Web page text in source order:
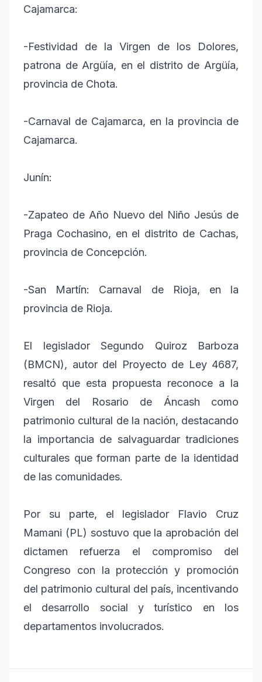
Cajamarca:
-Festividad de la Virgen de los Dolores,
patrona de Argüía, en el distrito de Argüía,
provincia de Chota.
-Carnaval de Cajamarca, en la provincia de
Cajamarca.
Junín:
-Zapateo de Año Nuevo del Niño Jesús de
Praga Cochasino, en el distrito de Cachas,
provincia de Concepción.
-San Martín: Carnaval de Rioja, en la
provincia de Rioja.
El legislador Segundo Quiroz Barboza
(BMCN), autor del Proyecto de Ley 4687,
resaltó que esta propuesta reconoce a la
Virgen del Rosario de Áncash como
patrimonio cultural de la nación, destacando
la importancia de salvaguardar tradiciones
culturales que forman parte de la identidad
de las comunidades.
Por su parte, el legislador Flavio Cruz
Mamani (PL) sostuvo que la aprobación del
dictamen refuerza el compromiso del
Congreso con la protección y promoción
del patrimonio cultural del país, incentivando
el desarrollo social y turístico en los
departamentos involucrados.